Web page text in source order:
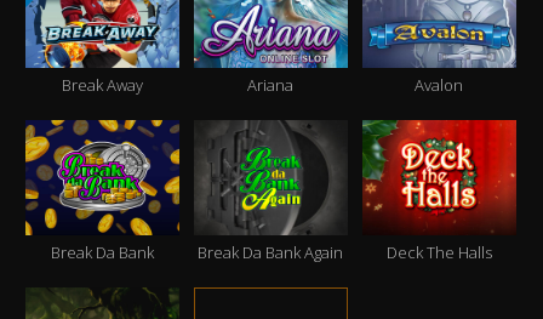
Break Away Ariana Avalon
Break Da Bank Break Da Bank Again Deck The Halls